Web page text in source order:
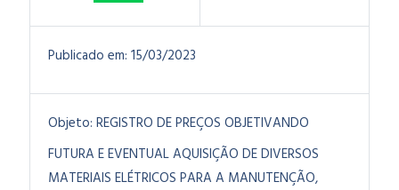
Publicado em: 15/03/2023
Objeto: REGISTRO DE PREÇOS OBJETIVANDO
FUTURA E EVENTUAL AQUISIÇÃO DE DIVERSOS
MATERIAIS ELÉTRICOS PARA A MANUTENÇÃO,